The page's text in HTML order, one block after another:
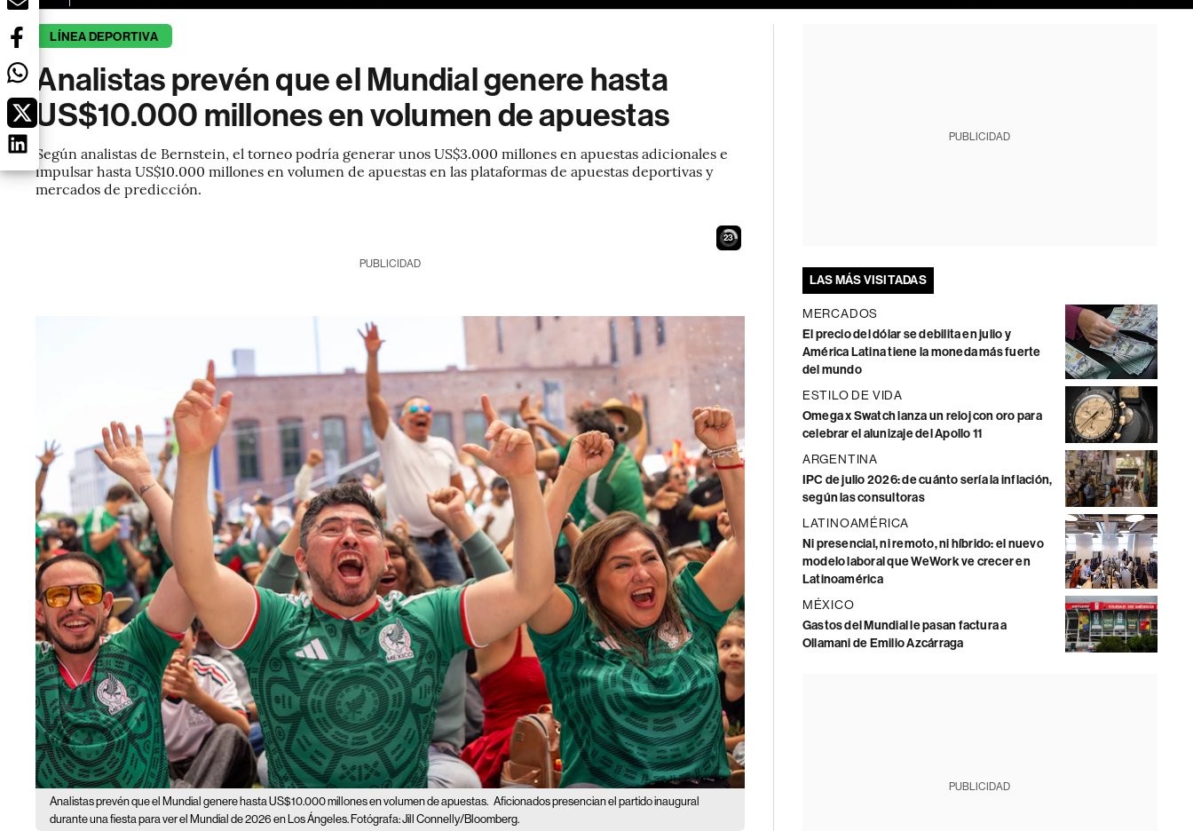
LÍNEA DEPORTIVA
Analistas prevén que el Mundial genere hasta
US$10.000 millones en volumen de apuestas
Según analistas de Bernstein, el torneo podría generar unos US$3.000 millones en apuestas adicionales e
impulsar hasta US$10.000 millones en volumen de apuestas en las plataformas de apuestas deportivas y
mercados de predicción.
22
PUBLICIDAD
Analistas prevén que el Mundial genere hasta US$10.000 millones en volumen de apuestas. Aficionados presencian el partido inaugural
durante una fiesta para ver el Mundial de 2026 en Los Ángeles. Fotógrafa: Jill Connelly/Bloomberg.
PUBLICIDAD
LAS MÁS VISITADAS
MERCADOS
El precio del dólar se debilita en julio y
América Latina tiene la moneda más fuerte
del mundo
ESTILO DE VIDA
Omega x Swatch lanza un reloj con oro para
celebrar el alunizaje del Apollo 11
ARGENTINA
IPC de julio 2026: de cuánto sería la inflación,
según las consultoras
LATINOAMÉRICA
Ni presencial, ni remoto, ni híbrido: el nuevo
modelo laboral que WeWork ve crecer en
Latinoamérica
MÉXICO
Gastos del Mundial le pasan factura a
Ollamani de Emilio Azcárraga
PUBLICIDAD